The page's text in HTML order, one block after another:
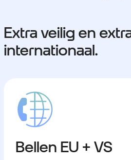
Extra veilig en
internationaal.
Bellen EU + VS